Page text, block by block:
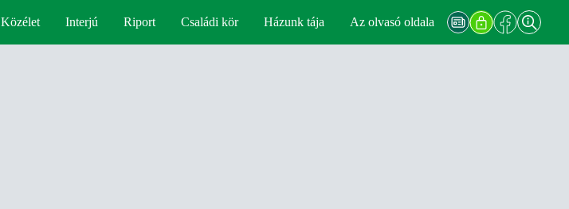
Közélet Interjú Riport Családi kör Házunk tája Az olvasó oldala